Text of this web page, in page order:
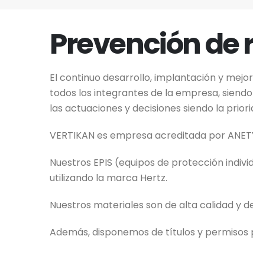
Prevención de
El continuo desarrollo, implantación y
todos los integrantes de la empresa,
las actuaciones y decisiones siendo la
VERTIKAN es empresa acreditada por
Nuestros EPIS (equipos de protección
utilizando la marca Hertz.
Nuestros materiales son de alta calidad y
Además, disponemos de títulos y